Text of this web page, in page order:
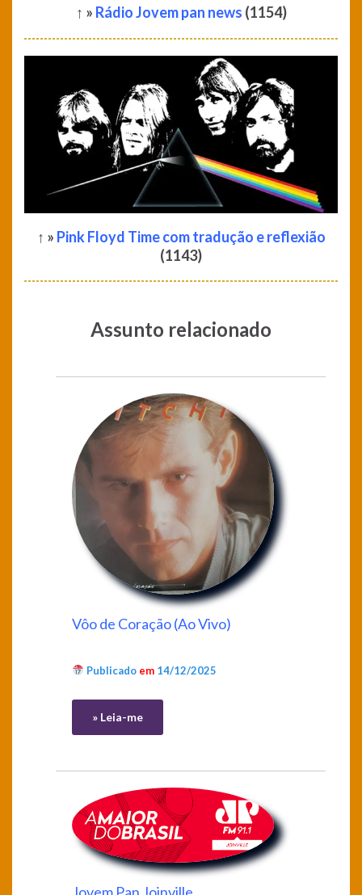
↑ » Rádio Jovem pan news (1154)
↑ » Pink Floyd Time com tradução e reflexião
(1143)
Assunto relacionado
Vôo de Coração (Ao Vivo)
Publicado em14/12/2025
» Leia-me